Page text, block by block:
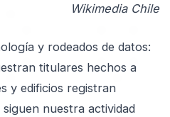
Wikimedia Chile
y rodeados de datos:
titulares hechos a
y edificios registran
nuestra actividad